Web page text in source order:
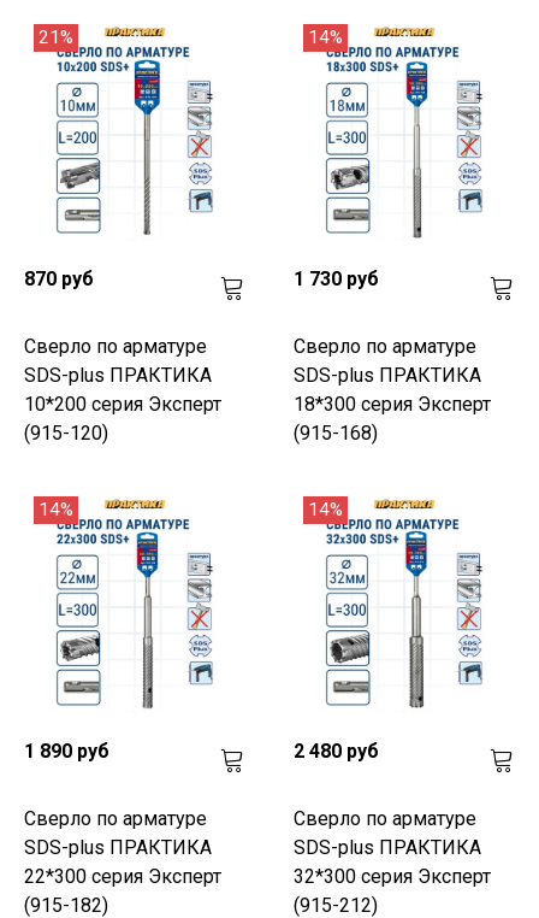
21%
870 руб
Сверло по арматуре
SDS-plus ПРАКТИКА
10*200 серия Эксперт
(915-120)
14%
1 730 руб
Сверло по арматуре
SDS-plus ПРАКТИКА
18*300 серия Эксперт
(915-168)
14%
1 890 руб
Сверло по арматуре
SDS-plus ПРАКТИКА
22*300 серия Эксперт
(915-182)
14%
2 480 руб
Сверло по арматуре
SDS-plus ПРАКТИКА
32*300 серия Эксперт
(915-212)